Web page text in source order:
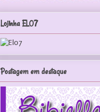
Lojinha ELO7
Postagem em destaque